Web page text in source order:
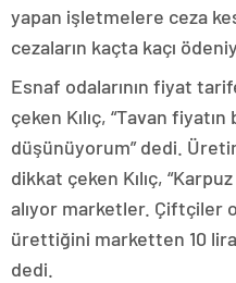
yapan işletmelere ceza
cezaların kaçta kaçı
Esnaf odalarının fiyat
çeken Kılıç, “Tavan
düşünüyorum” dedi.
dikkat çeken Kılıç,
alıyor marketler. Çiftçiler
ürettiğini marketten 10
dedi.